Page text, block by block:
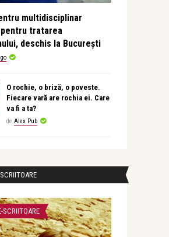
multidisciplinar
tratarea
deschis la București
O rochie, o briză, o poveste.
Fiecare vară are rochia ei. Care
va fi a ta?
de Alex Pub
SCRIITOARE